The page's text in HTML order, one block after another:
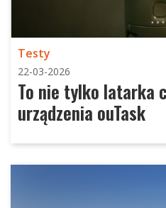
Testy
22-03-2026
To nie tylko latarka
urządzenia ouTask